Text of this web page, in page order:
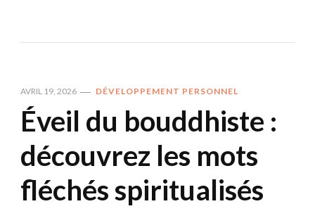
AVRIL 19, 2026 DÉVELOPPEMENT PERSONNEL
Éveil du bouddhiste :
découvrez les mots
fléchés spiritualisés